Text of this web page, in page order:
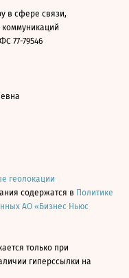
в сфере связи,
77-79546
геолокации
содержатся в Политике
АО «Бизнес Ньюс
только при
гиперссылки на